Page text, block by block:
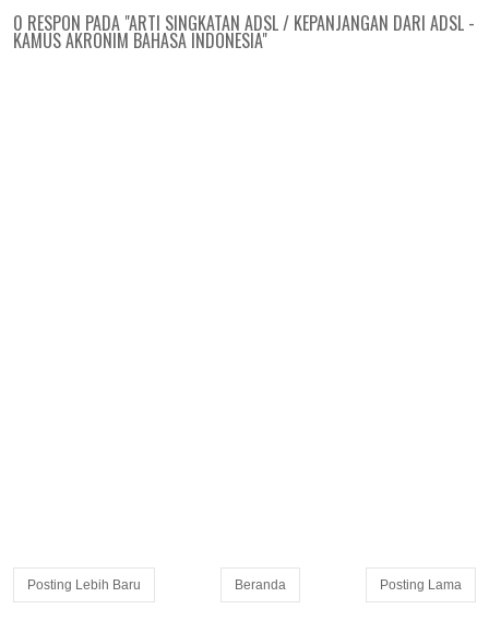
0 RESPON PADA "ARTI SINGKATAN ADSL / KEPANJANGAN DARI ADSL -
KAMUS AKRONIM BAHASA INDONESIA"
Posting Lebih Baru Posting Lama
Beranda